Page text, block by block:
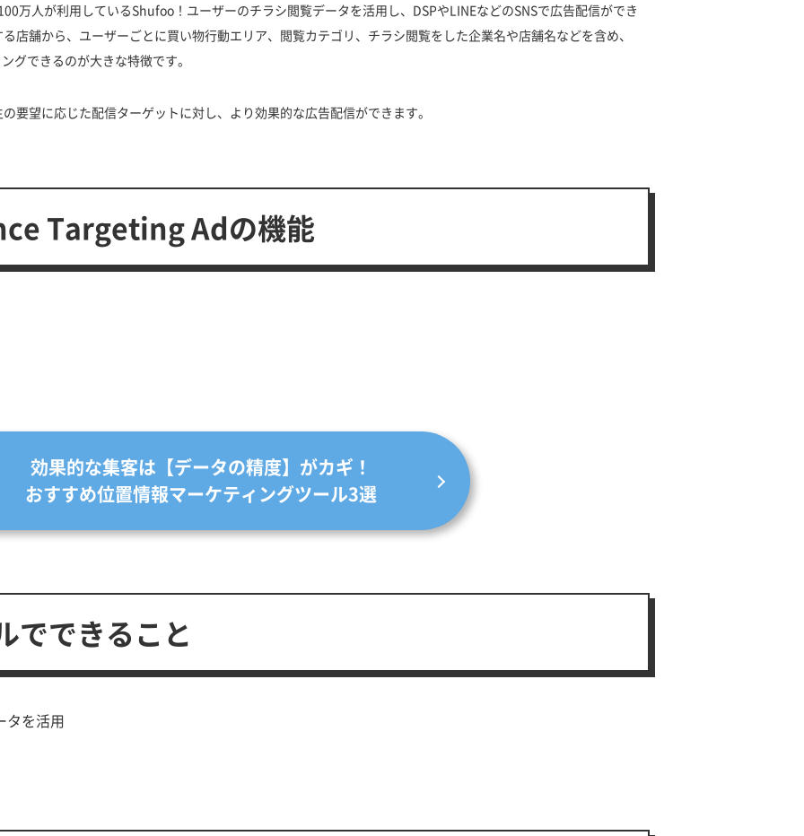
万人が利用しているShufoo！ユーザーのチラシ閲覧データを活用し、DSPやLINEなどのSNSで広告配信ができ
店舗から、ユーザーごとに買い物行動エリア、閲覧カテゴリ、チラシ閲覧をした企業名や店舗名などを含め、
グできるのが大きな特徴です。
要望に応じた配信ターゲットに対し、より効果的な広告配信ができます。
Targeting Adの機能
効果的な集客は【データの精度】がカギ！
おすすめ位置情報マーケティングツール3選
でできること
タを活用